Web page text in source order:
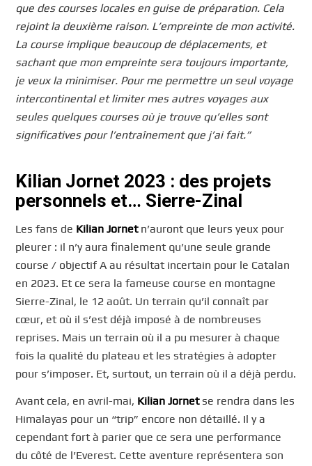
que des courses locales en guise de préparation. Cela
rejoint la deuxième raison. L’empreinte de mon activité.
La course implique beaucoup de déplacements, et
sachant que mon empreinte sera toujours importante,
je veux la minimiser. Pour me permettre un seul voyage
intercontinental et limiter mes autres voyages aux
seules quelques courses où je trouve qu’elles sont
significatives pour l’entraînement que j’ai fait.”
Kilian Jornet 2023 : des projets
personnels et… Sierre-Zinal
Les fans de Kilian Jornetn’auront que leurs yeux pour
pleurer : il n’y aura finalement qu’une seule grande
course / objectif A au résultat incertain pour le Catalan
en 2023. Et ce sera la fameuse course en montagne
Sierre-Zinal, le 12 août. Un terrain qu’il connaît par
cœur, et où il s’est déjà imposé à de nombreuses
reprises. Mais un terrain où il a pu mesurer à chaque
fois la qualité du plateau et les stratégies à adopter
pour s’imposer. Et, surtout, un terrain où il a déjà perdu.
Avant cela, en avril-mai, Kilian Jornetse rendra dans les
Himalayas pour un “trip” encore non détaillé. Il y a
cependant fort à parier que ce sera une performance
du côté de l’Everest. Cette aventure représentera son